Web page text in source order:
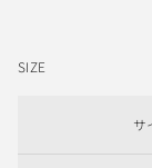
SIZE
サ